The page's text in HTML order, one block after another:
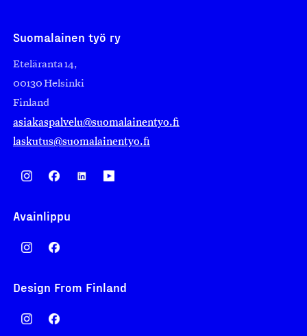
Suomalainen työ ry
Eteläranta 14,
00130 Helsinki
Finland
asiakaspalvelu@suomalainentyo.fi
laskutus@suomalainentyo.fi
Avainlippu
Design From Finland